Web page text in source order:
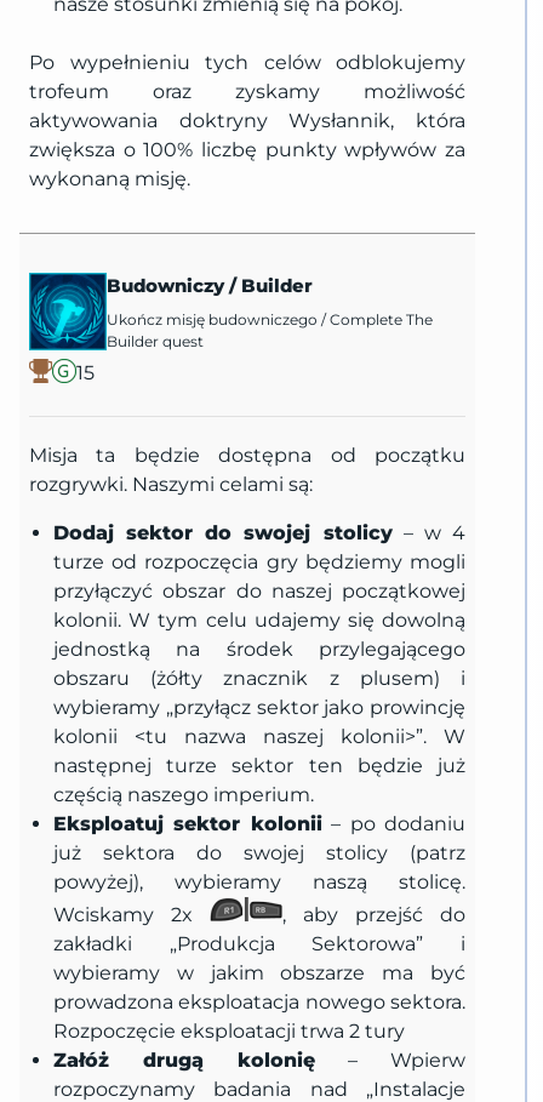
Po wypełnieniu tych celów odblokujemy
trofeum oraz zyskamy możliwość
aktywowania doktryny Wysłannik, która
zwiększa o 100% liczbę punkty wpływów za
wykonaną misję.
15
Budowniczy/ Builder
Ukończ misję budowniczego /Complete The
Builder quest
Misja ta będzie dostępna od początku
rozgrywki. Naszymi celami są:
Dodaj sektor do swojej stolicy– w 4
turze od rozpoczęcia gry będziemy mogli
przyłączyć obszar do naszej początkowej
kolonii. W tym celu udajemy się dowolną
jednostką na środek przylegającego
obszaru (żółty znacznik z plusem) i
wybieramy „przyłącz sektor jako prowincję
kolonii <tu nazwa naszej kolonii>”. W
następnej turze sektor ten będzie już
częścią naszego imperium.
Eksploatuj sektor kolonii– po dodaniu
już sektora do swojej stolicy (patrz
powyżej), wybieramy naszą stolicę.
Wciskamy 2x
, aby przejść do
zakładki „Produkcja Sektorowa” i
wybieramy w jakim obszarze ma być
prowadzona eksploatacja nowego sektora.
Rozpoczęcie eksploatacji trwa 2 tury
Załóż drugą kolonię – Wpierw
rozpoczynamy badania nad „Instalacje